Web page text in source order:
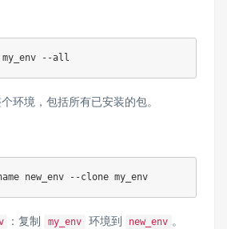
my_env --all
个环境，包括所有已安装的包。
new_env --clone my_env
：复制 my_env 环境到 new_env 。